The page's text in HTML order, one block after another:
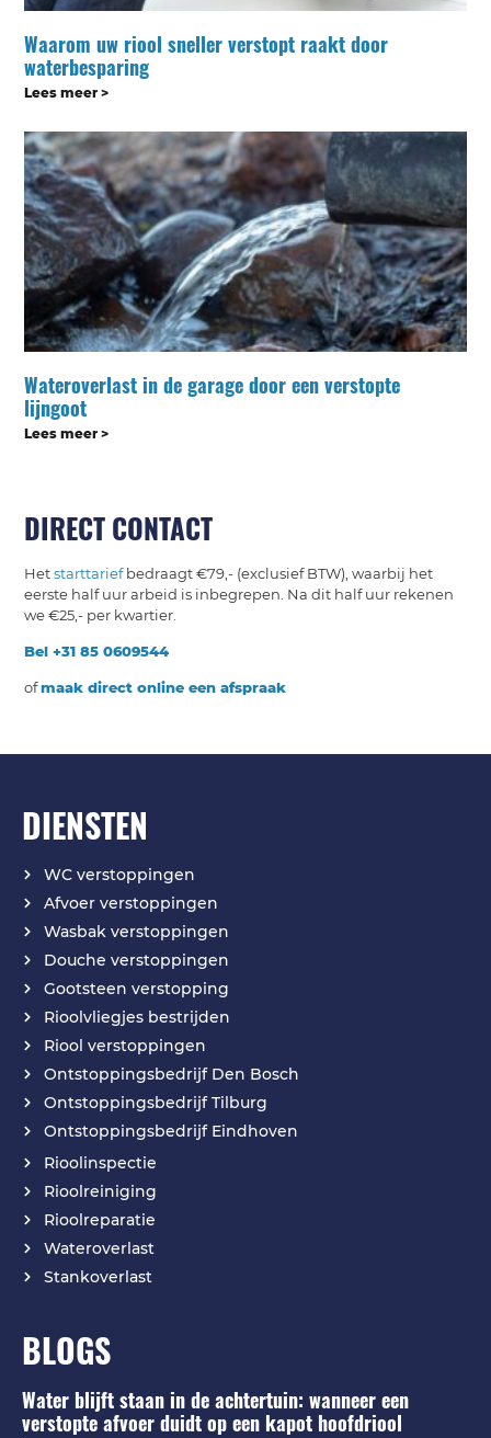
Waarom uw riool sneller verstopt raakt door
waterbesparing
Lees meer >
Wateroverlast in de garage door een verstopte
lijngoot
Lees meer >
DIRECT CONTACT
Hetstarttariefbedraagt €79,- (exclusief BTW), waarbij het
eerste half uur arbeid is inbegrepen. Na dit half uur rekenen
we €25,- per kwartier.
Bel +31 85 0609544
ofmaak direct online een afspraak
DIENSTEN
WC verstoppingen
Afvoer verstoppingen
Wasbak verstoppingen
Douche verstoppingen
Gootsteen verstopping
Rioolvliegjes bestrijden
Riool verstoppingen
Ontstoppingsbedrijf Den Bosch
Ontstoppingsbedrijf Tilburg
Ontstoppingsbedrijf Eindhoven
Rioolinspectie
Rioolreiniging
Rioolreparatie
Wateroverlast
Stankoverlast
BLOGS
Water blijft staan in de achtertuin: wanneer een
verstopte afvoer duidt op een kapot hoofdriool